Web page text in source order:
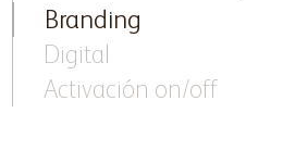
Branding
Digital
Activación on/off